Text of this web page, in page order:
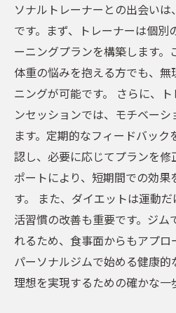
ソナルトレーナーとの出会い
です。まず、トレーナーは個別
ーニングプランを構築します。
体重の悩みを抱える方でも、
ニングが可能です。 さらに、
ンセッションでは、モチベー
ます。定期的なフィードバッ
認し、必要に応じてプランを
ポートにより、短期間での効果
す。 また、ダイエットは運動
活習慣の改善も重要です。ジム
れるため、食事面からもアプロ
パーソナルジムで始める健康的
理想を実現するための確かな一